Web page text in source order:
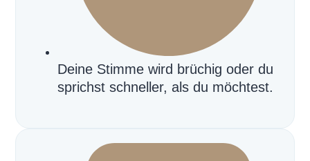
Deine Stimme wird brüchig oder du
sprichst schneller, als du möchtest.